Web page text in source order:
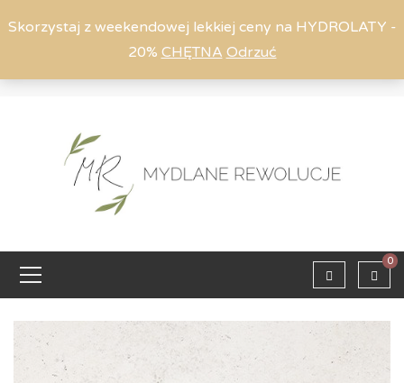
Skorzystaj z weekendowej lekkiej ceny na HYDROLATY -
20% CHĘTNA Odrzuć
0